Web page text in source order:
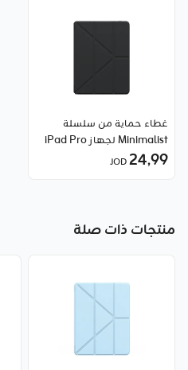
غطاء حماية من سلسلة
Minimalist لجهاز iPad Pro
24٫99
منتجات ذات صلة